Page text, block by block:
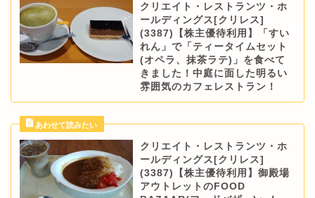
クリエイト・レストランツ・ホ
ールディングス[クリレス]
(3387)【株主優待利用】「すい
れん」で「ティータイムセット
(オペラ、抹茶ラテ)」を食べて
きました！中庭に面した明るい
雰囲気のカフェレストラン！
クリエイト・レストランツ・ホ
ールディングス[クリレス]
(3387)【株主優待利用】御殿場
アウトレットのFOOD